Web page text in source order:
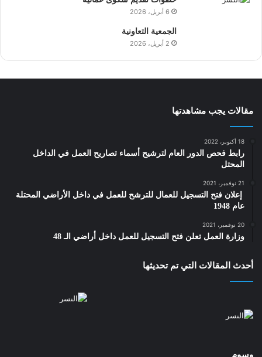
6 أبريل، 2026
الجمعية التعاونية
2 أبريل، 2026
مقالات يجب مشاهدتها
18 أكتوبر، 2022
رابط فحص الدور العام لترشيح أسماء تصاريح العمل في الداخل
المحتل
21 نوفمبر، 2021
‎ إعلان فتح التسجيل للعمال للترشح للعمل في داخل الأراضي المحتلة
عام 1948
20 نوفمبر، 2021
وزارة العمل تعلن فتح التسجيل للعمل داخل أراضي الـ 48
أحدث المقالات التي تم تحديثها
وسوم